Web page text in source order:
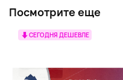
Посмотрите еще
СЕГОДНЯ ДЕШЕВЛЕ